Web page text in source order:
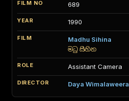
689
1990
Madhu Sihina
මධු සිහින
Assistant Camera
Daya Wimalaweera